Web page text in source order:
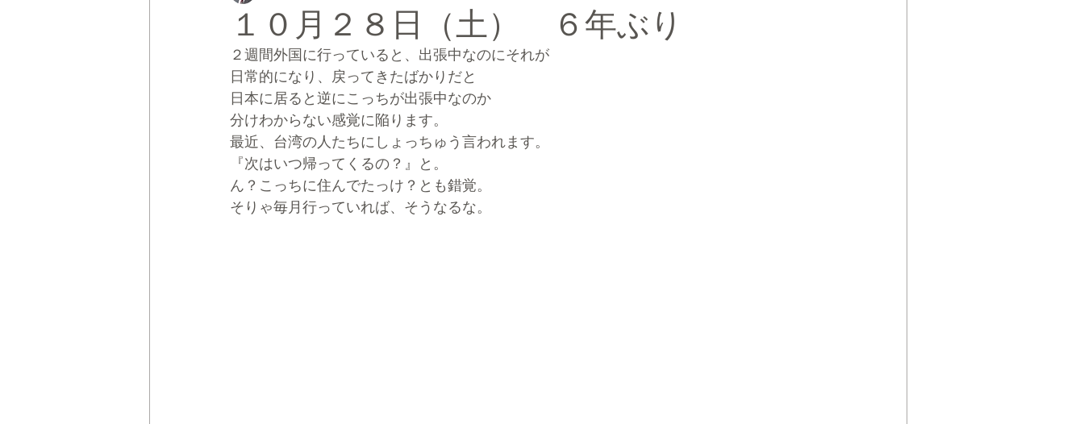
CRMブランディング® デジタルマーケティングブランディング®
１０月２８日（土） ６年ぶり
２週間外国に行っていると、出張中なのにそれが
日常的になり、戻ってきたばかりだと
日本に居ると逆にこっちが出張中なのか
分けわからない感覚に陥ります。
最近、台湾の人たちにしょっちゅう言われます。
『次はいつ帰ってくるの？』と。
ん？こっちに住んでたっけ？とも錯覚。
そりゃ毎月行っていれば、そうなるな。